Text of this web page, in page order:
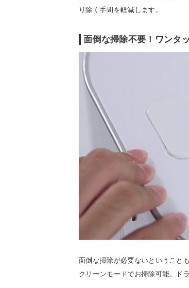
り除く手間を軽減します。
面倒な掃除不要！ワンタ
面倒な掃除が必要ないということ
クリーンモードでお掃除可能。ド